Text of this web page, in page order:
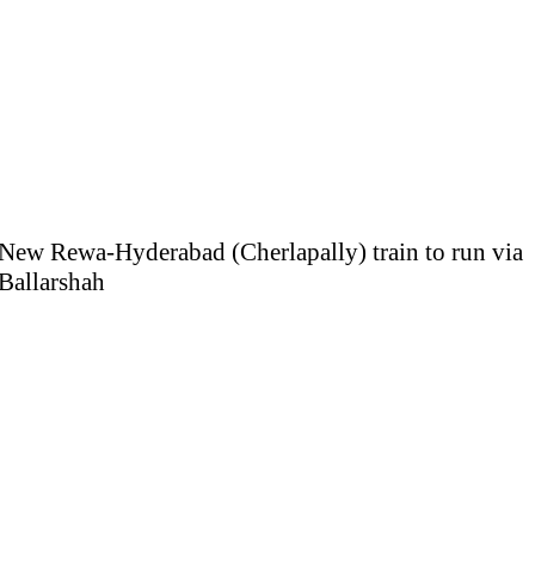
Rewa-Hyderabad (Cherlapally) train to run via